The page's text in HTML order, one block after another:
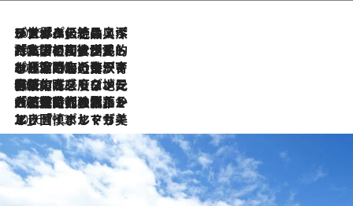
2026.8.8
リスボンの絶品スイーツ「パステル・デ・ナタ」とは？ポルトガル伝統の奥深い世界へ
2026.7.27
「私の祖国はポルトガル語です」国民的詩人フェルナンド・ペソアと、彼が愛した文学の街を歩く
2026.7.26
ポルトガル近海が育む極上の海の幸。キリリと冷えた白ワインと愉しむ、シーフード専門店の贅沢
2026.7.22
伝統の味をモダンに昇華。高感度な地元客が集う、リスボンの最旬ガストロノミー
2026.7.21
大航海時代の栄華から、震災、独裁、そして革命へ。ポルトガル・首都リスボンの石畳に刻まれた「歴史の光と影」
2026.7.13
エッセイ・ヤマザキマリ「慎ましくも美しき国 ポルトガル」